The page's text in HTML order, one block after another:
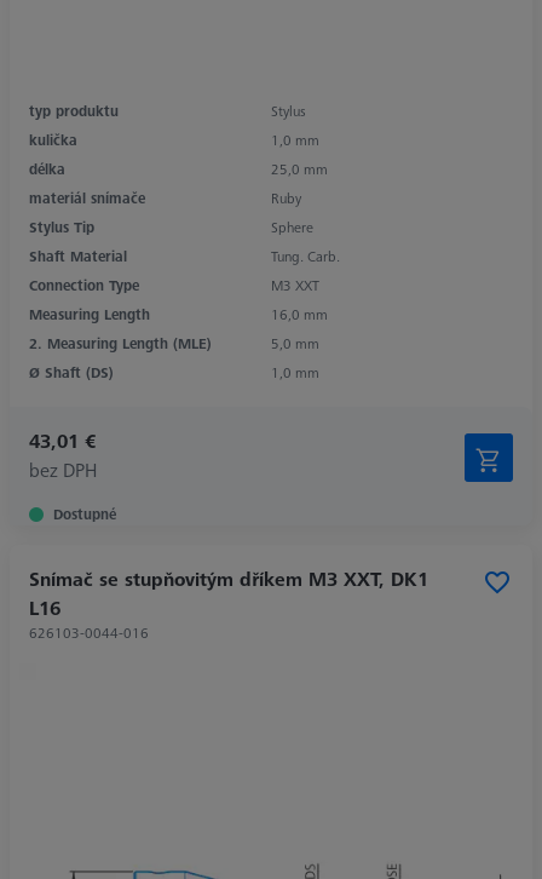
typ produktu
Stylus
kulička
1,0 mm
délka
25,0 mm
materiál snímače
Ruby
Stylus Tip
Sphere
Shaft Material
Tung. Carb.
Connection Type
M3 XXT
Measuring Length
16,0 mm
2. Measuring Length (MLE)
5,0 mm
Ø Shaft (DS)
1,0 mm
43,01 €
bez DPH
Dostupné
Snímač se stupňovitým dříkem M3 XXT, DK1
L16
626103-0044-016